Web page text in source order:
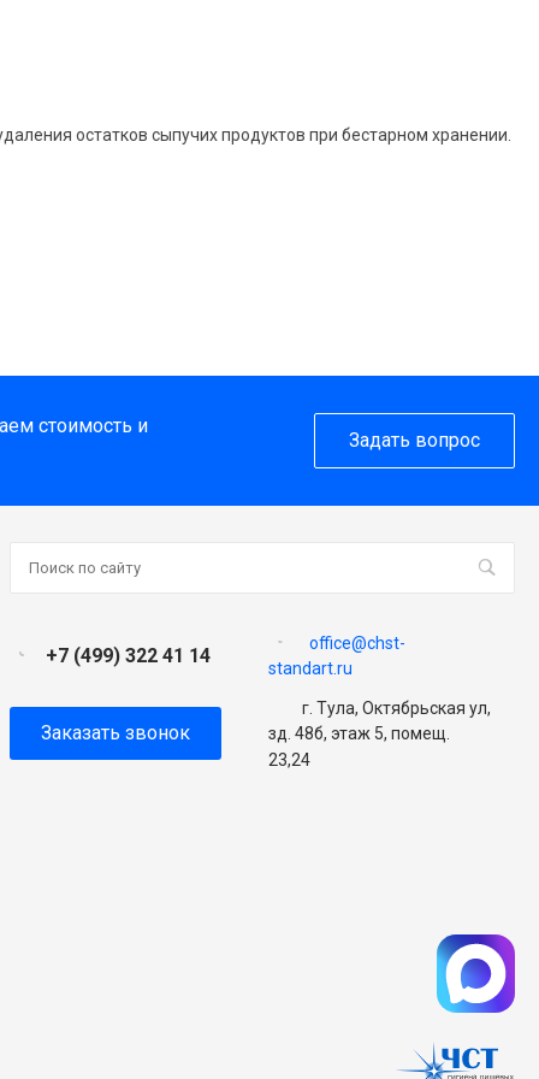
остатков сыпучих продуктов при бестарном хранении.
стоимость и
Задать вопрос
+7 (499) 322 41 14
office@chst-
standart.ru
Заказать звонок
г. Тула, Октябрьская ул,
зд. 48б, этаж 5, помещ.
23,24